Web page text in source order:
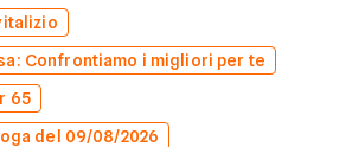
Confrontiamo i migliori per te
65
del 09/08/2026